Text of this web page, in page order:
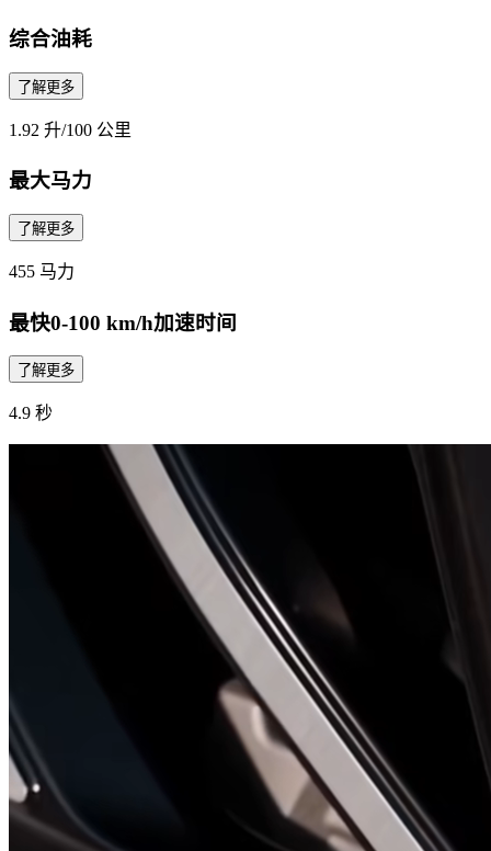
综合油耗
了解更多
1.92 升/100 公里
最大马力
了解更多
455 马力
最快0-100 km/h加速时间
了解更多
4.9 秒